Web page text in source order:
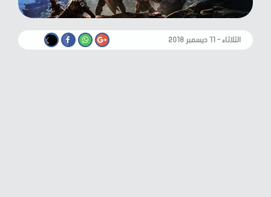
الثلاثاء - ١١ ديسمبر ٢٠١٨